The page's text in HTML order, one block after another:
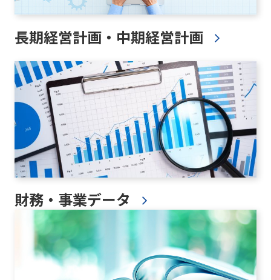
長期経営計画・中期経営計画
財務・事業データ